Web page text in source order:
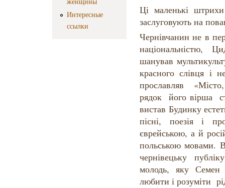
Интересные
ссылки
Ці маленькі
заслуговують на
Чернівчанин не в
національністю,
шанував
красного слівця і
прославляв
рядок його вірша
вистав Будинку
пісні, поезія і
єврейською, а й
польською мовами.
чернівецьку
молодь, яку Семен
любити і розуміти